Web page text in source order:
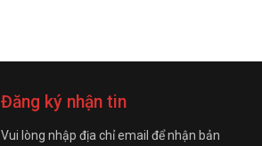
Đăng ký nhận tin
Vui lòng nhập địa chỉ email để nhận bản